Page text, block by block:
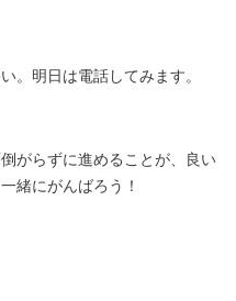
。明日は電話してみます。
がらずに進めることが、良い
緒にがんばろう！